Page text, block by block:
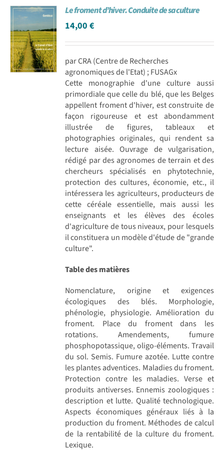
Achat en ligne
Panier WooCommerce
Le froment d’hiver. Conduite de sa culture
14,00€
par CRA (Centre de Recherches
agronomiques de l'Etat) ; FUSAGx
Cette monographie d'une culture aussi
primordiale que celle du blé, que les Belges
appellent froment d'hiver, est construite de
façon rigoureuse et est abondamment
illustrée de figures, tableaux et
photographies originales, qui rendent sa
lecture aisée. Ouvrage de vulgarisation,
rédigé par des agronomes de terrain et des
chercheurs spécialisés en phytotechnie,
protection des cultures, économie, etc., il
intéressera les agriculteurs, producteurs de
cette céréale essentielle, mais aussi les
enseignants et les élèves des écoles
d'agriculture de tous niveaux, pour lesquels
il constituera un modèle d'étude de "grande
culture".
Table des matières
Nomenclature, origine et exigences
écologiques des blés. Morphologie,
phénologie, physiologie. Amélioration du
froment. Place du froment dans les
rotations. Amendements, fumure
phosphopotassique, oligo-éléments. Travail
du sol. Semis. Fumure azotée. Lutte contre
les plantes adventices. Maladies du froment.
Protection contre les maladies. Verse et
produits antiverses. Ennemis zoologiques :
description et lutte. Qualité technologique.
Aspects économiques généraux liés à la
production du froment. Méthodes de calcul
de la rentabilité de la culture du froment.
Lexique.